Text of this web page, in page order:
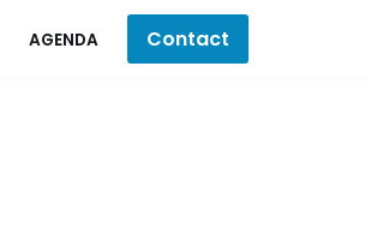
AGENDA Contact